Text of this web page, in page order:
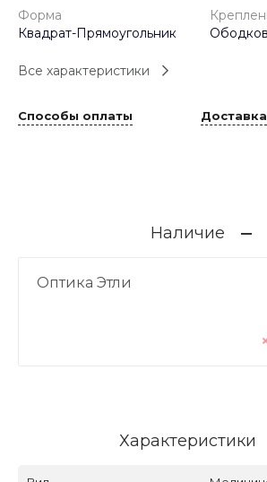
Форма
Квадрат-Прямоугольник
Все характеристики
Способы оплаты Доставка
Наличие
Оптика Этли
Характеристики